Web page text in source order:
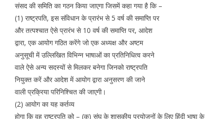
संसद की समिति का गठन किया जाएगा जिसमें कहा गया है कि –
(1) राष्ट्रपति, इस संविधान के प्रारंभ से 5 वर्ष की समाप्ति पर
और तत्पश्चात ऐसे प्रारंभ से 10 वर्ष की समाप्ति पर, आदेश
द्वारा, एक आयोग गठित करेंगे जो एक अध्यक्ष और अष्टम
अनुसूची में उल्लिखित विभिन्न भाषाओं का प्रतिनिधित्व करने
वाले ऐसे अन्य सदस्यों से मिलकर बनेगा जिनको राष्ट्रपति
नियुक्त करें और आदेश में आयोग द्वारा अनुसरण की जाने
वाली प्रक्रिया परिनिश्चित की जाएगी।
(2) आयोग का यह कर्तव्य
होगा कि वह राष्ट्रपति को – (क) संघ के शासकीय प्रयोजनों के लिए हिंदी भाषा के